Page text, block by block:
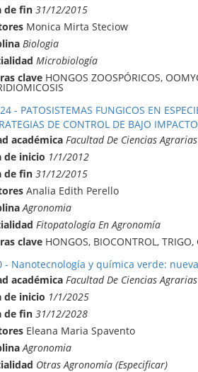
de fin 31/12/2015
Monica Mirta Steciow
Biologia
Microbiología
clave HONGOS ZOOSPÓRICOS,
- PATOSISTEMAS FUNGICOS EN
DE CONTROL DE BAJO
académica Facultad De Ciencias
de inicio 1/1/2012
de fin 31/12/2015
Analia Edith Perello
Agronomia
Fitopatología En Agronomía
clave HONGOS, BIOCONTROL,
- Nanotecnología y química verde:
académica Facultad De Ciencias
de inicio 1/1/2025
de fin 31/12/2028
Eleana Maria Spavento
Agronomia
Otras Agronomía (Especificar)